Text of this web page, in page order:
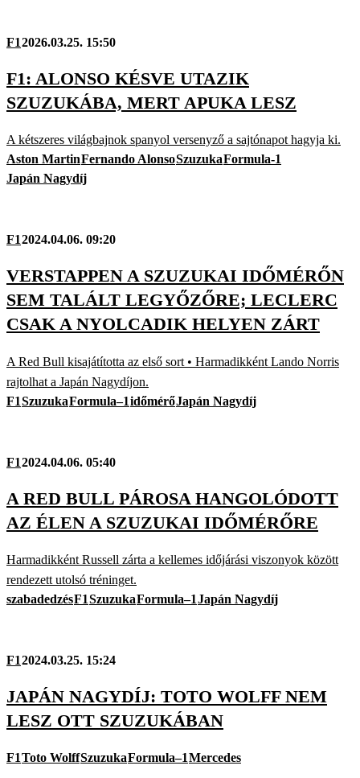
F12026.03.25. 15:50
F1: ALONSO KÉSVE UTAZIK
SZUZUKÁBA, MERT APUKA LESZ
A kétszeres világbajnok spanyol versenyző a sajtónapot hagyja ki.
Aston MartinFernando AlonsoSzuzukaFormula-1
Japán Nagydíj
F12024.04.06. 09:20
VERSTAPPEN A SZUZUKAI IDŐMÉRŐN
SEM TALÁLT LEGYŐZŐRE; LECLERC
CSAK A NYOLCADIK HELYEN ZÁRT
A Red Bull kisajátította az első sort • Harmadikként Lando Norris
rajtolhat a Japán Nagydíjon.
F1SzuzukaFormula–1időmérőJapán Nagydíj
F12024.04.06. 05:40
A RED BULL PÁROSA HANGOLÓDOTT
AZ ÉLEN A SZUZUKAI IDŐMÉRŐRE
Harmadikként Russell zárta a kellemes időjárási viszonyok között
rendezett utolsó tréninget.
szabadedzésF1SzuzukaFormula–1Japán Nagydíj
F12024.03.25. 15:24
JAPÁN NAGYDÍJ: TOTO WOLFF NEM
LESZ OTT SZUZUKÁBAN
F1Toto WolffSzuzukaFormula–1Mercedes